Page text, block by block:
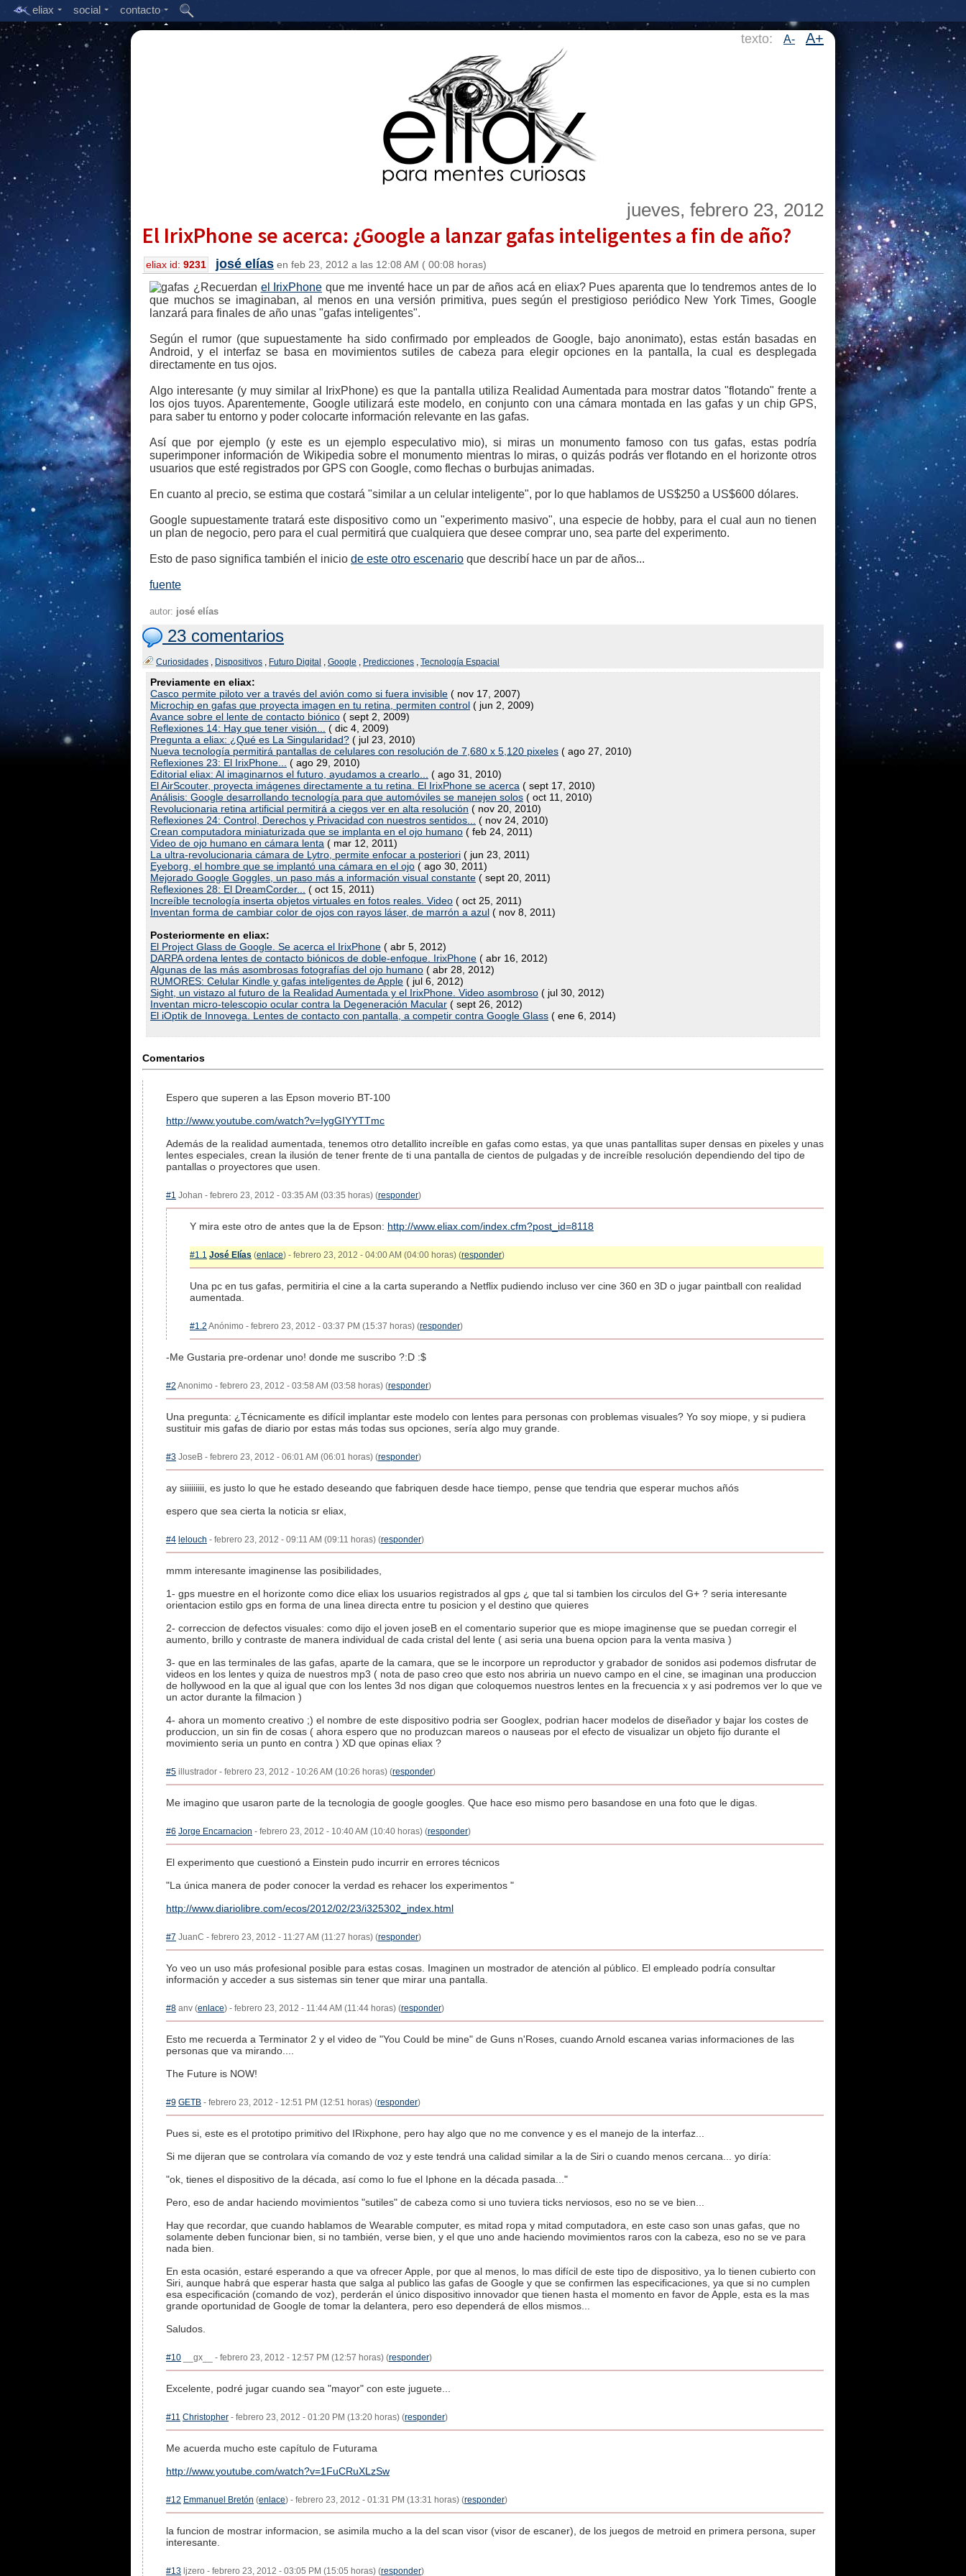
eliax social contacto
texto: A- A+
jueves, febrero 23, 2012
El IrixPhone se acerca: ¿Google a lanzar gafas inteligentes a fin de año?
eliax id: 9231 josé elías en feb 23, 2012 a las 12:08 AM ( 00:08 horas)
¿Recuerdan el IrixPhone que me inventé hace un par de años acá en eliax? Pues aparenta que lo tendremos antes de lo
que muchos se imaginaban, al menos en una versión primitiva, pues según el prestigioso periódico New York Times, Google
lanzará para finales de año unas "gafas inteligentes".
Según el rumor (que supuestamente ha sido confirmado por empleados de Google, bajo anonimato), estas están basadas en
Android, y el interfaz se basa en movimientos sutiles de cabeza para elegir opciones en la pantalla, la cual es desplegada
directamente en tus ojos.
Algo interesante (y muy similar al IrixPhone) es que la pantalla utiliza Realidad Aumentada para mostrar datos "flotando" frente a
los ojos tuyos. Aparentemente, Google utilizará este modelo, en conjunto con una cámara montada en las gafas y un chip GPS,
para saber tu entorno y poder colocarte información relevante en las gafas.
Así que por ejemplo (y este es un ejemplo especulativo mio), si miras un monumento famoso con tus gafas, estas podría
superimponer información de Wikipedia sobre el monumento mientras lo miras, o quizás podrás ver flotando en el horizonte otros
usuarios que esté registrados por GPS con Google, como flechas o burbujas animadas.
En cuanto al precio, se estima que costará "similar a un celular inteligente", por lo que hablamos de US$250 a US$600 dólares.
Google supuestamente tratará este dispositivo como un "experimento masivo", una especie de hobby, para el cual aun no tienen
un plan de negocio, pero para el cual permitirá que cualquiera que desee comprar uno, sea parte del experimento.
Esto de paso significa también el inicio de este otro escenario que describí hace un par de años...
fuente
autor: josé elías
23 comentarios
Curiosidades , Dispositivos , Futuro Digital , Google , Predicciones , Tecnología Espacial
Previamente en eliax:
Casco permite piloto ver a través del avión como si fuera invisible ( nov 17, 2007)
Microchip en gafas que proyecta imagen en tu retina, permiten control ( jun 2, 2009)
Avance sobre el lente de contacto biónico ( sept 2, 2009)
Reflexiones 14: Hay que tener visión...
( dic 4, 2009)
Pregunta a eliax: ¿Qué es La Singularidad? ( jul 23, 2010)
Nueva tecnología permitirá pantallas de celulares con resolución de 7,680 x 5,120 pixeles ( ago 27, 2010)
Reflexiones 23: El IrixPhone...
( ago 29, 2010)
Editorial eliax: Al imaginarnos el futuro, ayudamos a crearlo...
( ago 31, 2010)
El AirScouter, proyecta imágenes directamente a tu retina. El IrixPhone se acerca ( sept 17, 2010)
Análisis: Google desarrollando tecnología para que automóviles se manejen solos ( oct 11, 2010)
Revolucionaria retina artificial permitirá a ciegos ver en alta resolución ( nov 20, 2010)
Reflexiones 24: Control, Derechos y Privacidad con nuestros sentidos...
( nov 24, 2010)
Crean computadora miniaturizada que se implanta en el ojo humano ( feb 24, 2011)
Video de ojo humano en cámara lenta ( mar 12, 2011)
La ultra-revolucionaria cámara de Lytro, permite enfocar a posteriori ( jun 23, 2011)
Eyeborg, el hombre que se implantó una cámara en el ojo ( ago 30, 2011)
Mejorado Google Goggles, un paso más a información visual constante ( sept 20, 2011)
Reflexiones 28: El DreamCorder...
( oct 15, 2011)
Increíble tecnología inserta objetos virtuales en fotos reales. Video ( oct 25, 2011)
Inventan forma de cambiar color de ojos con rayos láser, de marrón a azul ( nov 8, 2011)
Posteriormente en eliax:
El Project Glass de Google. Se acerca el IrixPhone ( abr 5, 2012)
DARPA ordena lentes de contacto biónicos de doble-enfoque. IrixPhone ( abr 16, 2012)
Algunas de las más asombrosas fotografías del ojo humano ( abr 28, 2012)
RUMORES: Celular Kindle y gafas inteligentes de Apple ( jul 6, 2012)
Sight, un vistazo al futuro de la Realidad Aumentada y el IrixPhone. Video asombroso ( jul 30, 2012)
Inventan micro-telescopio ocular contra la Degeneración Macular ( sept 26, 2012)
El iOptik de Innovega. Lentes de contacto con pantalla, a competir contra Google Glass ( ene 6, 2014)
Comentarios
Espero que superen a las Epson moverio BT-100
http://www.youtube.com/watch?v=IygGIYYTTmc
Además de la realidad aumentada, tenemos otro detallito increíble en gafas como estas, ya que unas pantallitas super densas en pixeles y unas
lentes especiales, crean la ilusión de tener frente de ti una pantalla de cientos de pulgadas y de increíble resolución dependiendo del tipo de
pantallas o proyectores que usen.
#1 Johan - febrero 23, 2012 - 03:35 AM (03:35 horas) (responder)
Y mira este otro de antes que la de Epson: http://www.eliax.com/index.cfm?post_id=8118
#1.1 José Elías (enlace) - febrero 23, 2012 - 04:00 AM (04:00 horas) (responder)
Una pc en tus gafas, permitiria el cine a la carta superando a Netflix pudiendo incluso ver cine 360 en 3D o jugar paintball con realidad
aumentada.
#1.2 Anónimo - febrero 23, 2012 - 03:37 PM (15:37 horas) (responder)
-Me Gustaria pre-ordenar uno! donde me suscribo ?:D :$
#2 Anonimo - febrero 23, 2012 - 03:58 AM (03:58 horas) (responder)
Una pregunta: ¿Técnicamente es difícil implantar este modelo con lentes para personas con problemas visuales? Yo soy miope, y si pudiera
sustituir mis gafas de diario por estas más todas sus opciones, sería algo muy grande.
#3 JoseB - febrero 23, 2012 - 06:01 AM (06:01 horas) (responder)
ay siiiiiiiii, es justo lo que he estado deseando que fabriquen desde hace tiempo, pense que tendria que esperar muchos añós
espero que sea cierta la noticia sr eliax,
#4 lelouch - febrero 23, 2012 - 09:11 AM (09:11 horas) (responder)
mmm interesante imaginense las posibilidades,
1- gps muestre en el horizonte como dice eliax los usuarios registrados al gps ¿ que tal si tambien los circulos del G+ ? seria interesante
orientacion estilo gps en forma de una linea directa entre tu posicion y el destino que quieres
2- correccion de defectos visuales: como dijo el joven joseB en el comentario superior que es miope imaginense que se puedan corregir el
aumento, brillo y contraste de manera individual de cada cristal del lente ( asi seria una buena opcion para la venta masiva )
3- que en las terminales de las gafas, aparte de la camara, que se le incorpore un reproductor y grabador de sonidos asi podemos disfrutar de
videos en los lentes y quiza de nuestros mp3 ( nota de paso creo que esto nos abriria un nuevo campo en el cine, se imaginan una produccion
de hollywood en la que al igual que con los lentes 3d nos digan que coloquemos nuestros lentes en la frecuencia x y asi podremos ver lo que ve
un actor durante la filmacion )
4- ahora un momento creativo ;) el nombre de este dispositivo podria ser Googlex, podrian hacer modelos de diseñador y bajar los costes de
produccion, un sin fin de cosas ( ahora espero que no produzcan mareos o nauseas por el efecto de visualizar un objeto fijo durante el
movimiento seria un punto en contra ) XD que opinas eliax ?
#5 illustrador - febrero 23, 2012 - 10:26 AM (10:26 horas) (responder)
Me imagino que usaron parte de la tecnologia de google googles. Que hace eso mismo pero basandose en una foto que le digas.
#6 Jorge Encarnacion - febrero 23, 2012 - 10:40 AM (10:40 horas) (responder)
El experimento que cuestionó a Einstein pudo incurrir en errores técnicos
"La única manera de poder conocer la verdad es rehacer los experimentos "
http://www.diariolibre.com/ecos/2012/02/23/i325302_index.html
#7 JuanC - febrero 23, 2012 - 11:27 AM (11:27 horas) (responder)
Yo veo un uso más profesional posible para estas cosas. Imaginen un mostrador de atención al público. El empleado podría consultar
información y acceder a sus sistemas sin tener que mirar una pantalla.
#8 anv (enlace) - febrero 23, 2012 - 11:44 AM (11:44 horas) (responder)
Esto me recuerda a Terminator 2 y el video de "You Could be mine" de Guns n'Roses, cuando Arnold escanea varias informaciones de las
personas que va mirando....
The Future is NOW!
#9 GETB - febrero 23, 2012 - 12:51 PM (12:51 horas) (responder)
Pues si, este es el prototipo primitivo del IRixphone, pero hay algo que no me convence y es el manejo de la interfaz...
Si me dijeran que se controlara vía comando de voz y este tendrá una calidad similar a la de Siri o cuando menos cercana... yo diría:
"ok, tienes el dispositivo de la década, así como lo fue el Iphone en la década pasada..."
Pero, eso de andar haciendo movimientos "sutiles" de cabeza como si uno tuviera ticks nerviosos, eso no se ve bien...
Hay que recordar, que cuando hablamos de Wearable computer, es mitad ropa y mitad computadora, en este caso son unas gafas, que no
solamente deben funcionar bien, si no también, verse bien, y el que uno ande haciendo movimientos raros con la cabeza, eso no se ve para
nada bien.
En esta ocasión, estaré esperando a que va ofrecer Apple, por que al menos, lo mas difícil de este tipo de dispositivo, ya lo tienen cubierto con
Siri, aunque habrá que esperar hasta que salga al publico las gafas de Google y que se confirmen las especificaciones, ya que si no cumplen
esa especificación (comando de voz), perderán el único dispositivo innovador que tienen hasta el momento en favor de Apple, esta es la mas
grande oportunidad de Google de tomar la delantera, pero eso dependerá de ellos mismos...
Saludos.
#10 __gx__ - febrero 23, 2012 - 12:57 PM (12:57 horas) (responder)
Excelente, podré jugar cuando sea "mayor" con este juguete...
#11 Christopher - febrero 23, 2012 - 01:20 PM (13:20 horas) (responder)
Me acuerda mucho este capítulo de Futurama
http://www.youtube.com/watch?v=1FuCRuXLzSw
#12 Emmanuel Bretón (enlace) - febrero 23, 2012 - 01:31 PM (13:31 horas) (responder)
la funcion de mostrar informacion, se asimila mucho a la del scan visor (visor de escaner), de los juegos de metroid en primera persona, super
interesante.
#13 ljzero - febrero 23, 2012 - 03:05 PM (15:05 horas) (responder)